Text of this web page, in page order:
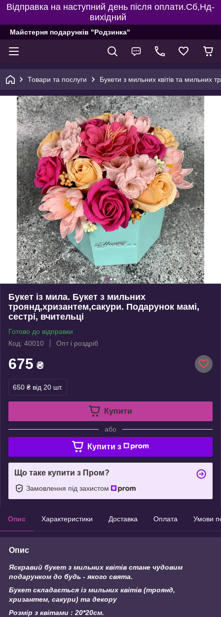
Відправка на наступний день після оплати.Сб,Нд-
вихідний
Майстерня подарунків "Родзинка"
Товари та послуги Букети з мильних квітів та мильних
Букет із мила. Букет з мильних
троянд,хризантем,сакури. Подарунок мамі,
сестрі, вчительці
Готово до відправки
Код: 40010
Опт і роздріб
675 ₴
650 ₴ від 20 шт.
Купити
або
Купити з
Що таке купити з Пром?
Замовлення під захистом
Опис Характеристики Доставка Оплата Умови
Опис
Яскравий букет з мильних квітів стане чудовим
подарунком до будь - якого свята.
Букет складається із мильних квітів (троянд,
хризантем, сакури) та декору
Розмір з квітами : 20*20см.